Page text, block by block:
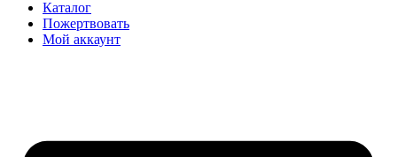
Каталог
Пожертвовать
Мой аккаунт